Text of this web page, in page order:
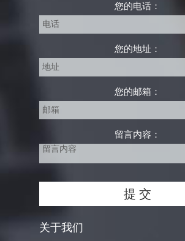
您的电话：
您的地址：
您的邮箱：
留言内容：
关于我们